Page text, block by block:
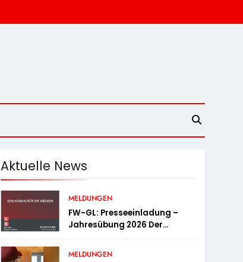
Aktuelle News
MELDUNGEN
FW-GL: Presseeinladung –
Jahresübung 2026 Der
MELDUNGEN